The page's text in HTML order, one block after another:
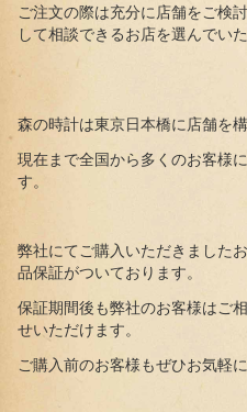
ご注文の際は充分に店舗をご検
して相談できるお店を選んでい
森の時計は東京日本橋に店舗を
現在まで全国から多くのお客様
す。
弊社にてご購入いただきました
品保証がついております。
保証期間後も弊社のお客様はご
せいただけます。
ご購入前のお客様もぜひお気軽